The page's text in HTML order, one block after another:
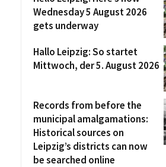
Wednesday 5 August 2026
gets underway
Hallo Leipzig: So startet
Mittwoch, der 5. August 2026
Records from before the
municipal amalgamations:
Historical sources on
Leipzig’s districts can now
be searched online